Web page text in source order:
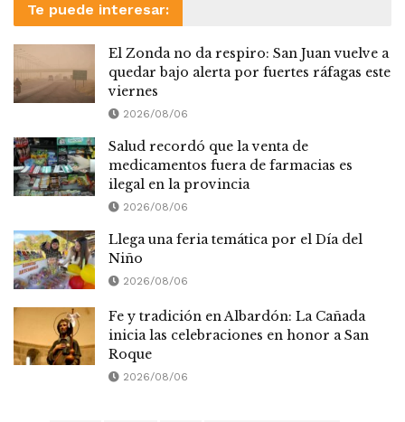
Te puede interesar:
El Zonda no da respiro: San Juan vuelve a
quedar bajo alerta por fuertes ráfagas este
viernes
2026/08/06
Salud recordó que la venta de
medicamentos fuera de farmacias es
ilegal en la provincia
2026/08/06
Llega una feria temática por el Día del
Niño
2026/08/06
Fe y tradición en Albardón: La Cañada
inicia las celebraciones en honor a San
Roque
2026/08/06